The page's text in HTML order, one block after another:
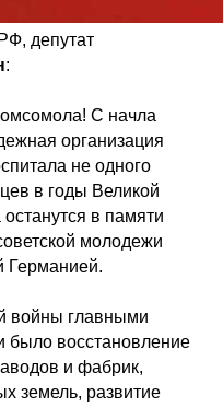
депутат
:
С начла
организация
не одного
в годы Великой
в памяти
молодежи
Германией.
войны главными
было восстановление
и фабрик,
земель, развитие